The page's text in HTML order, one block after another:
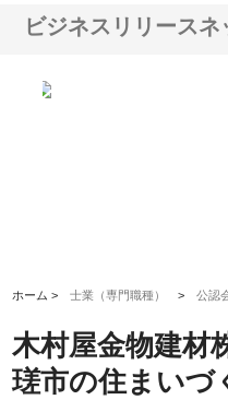
ビジネスリリースネ
ホーム >士業（専門職種） >公認
木村屋金物建材
瑳市の住まいづ